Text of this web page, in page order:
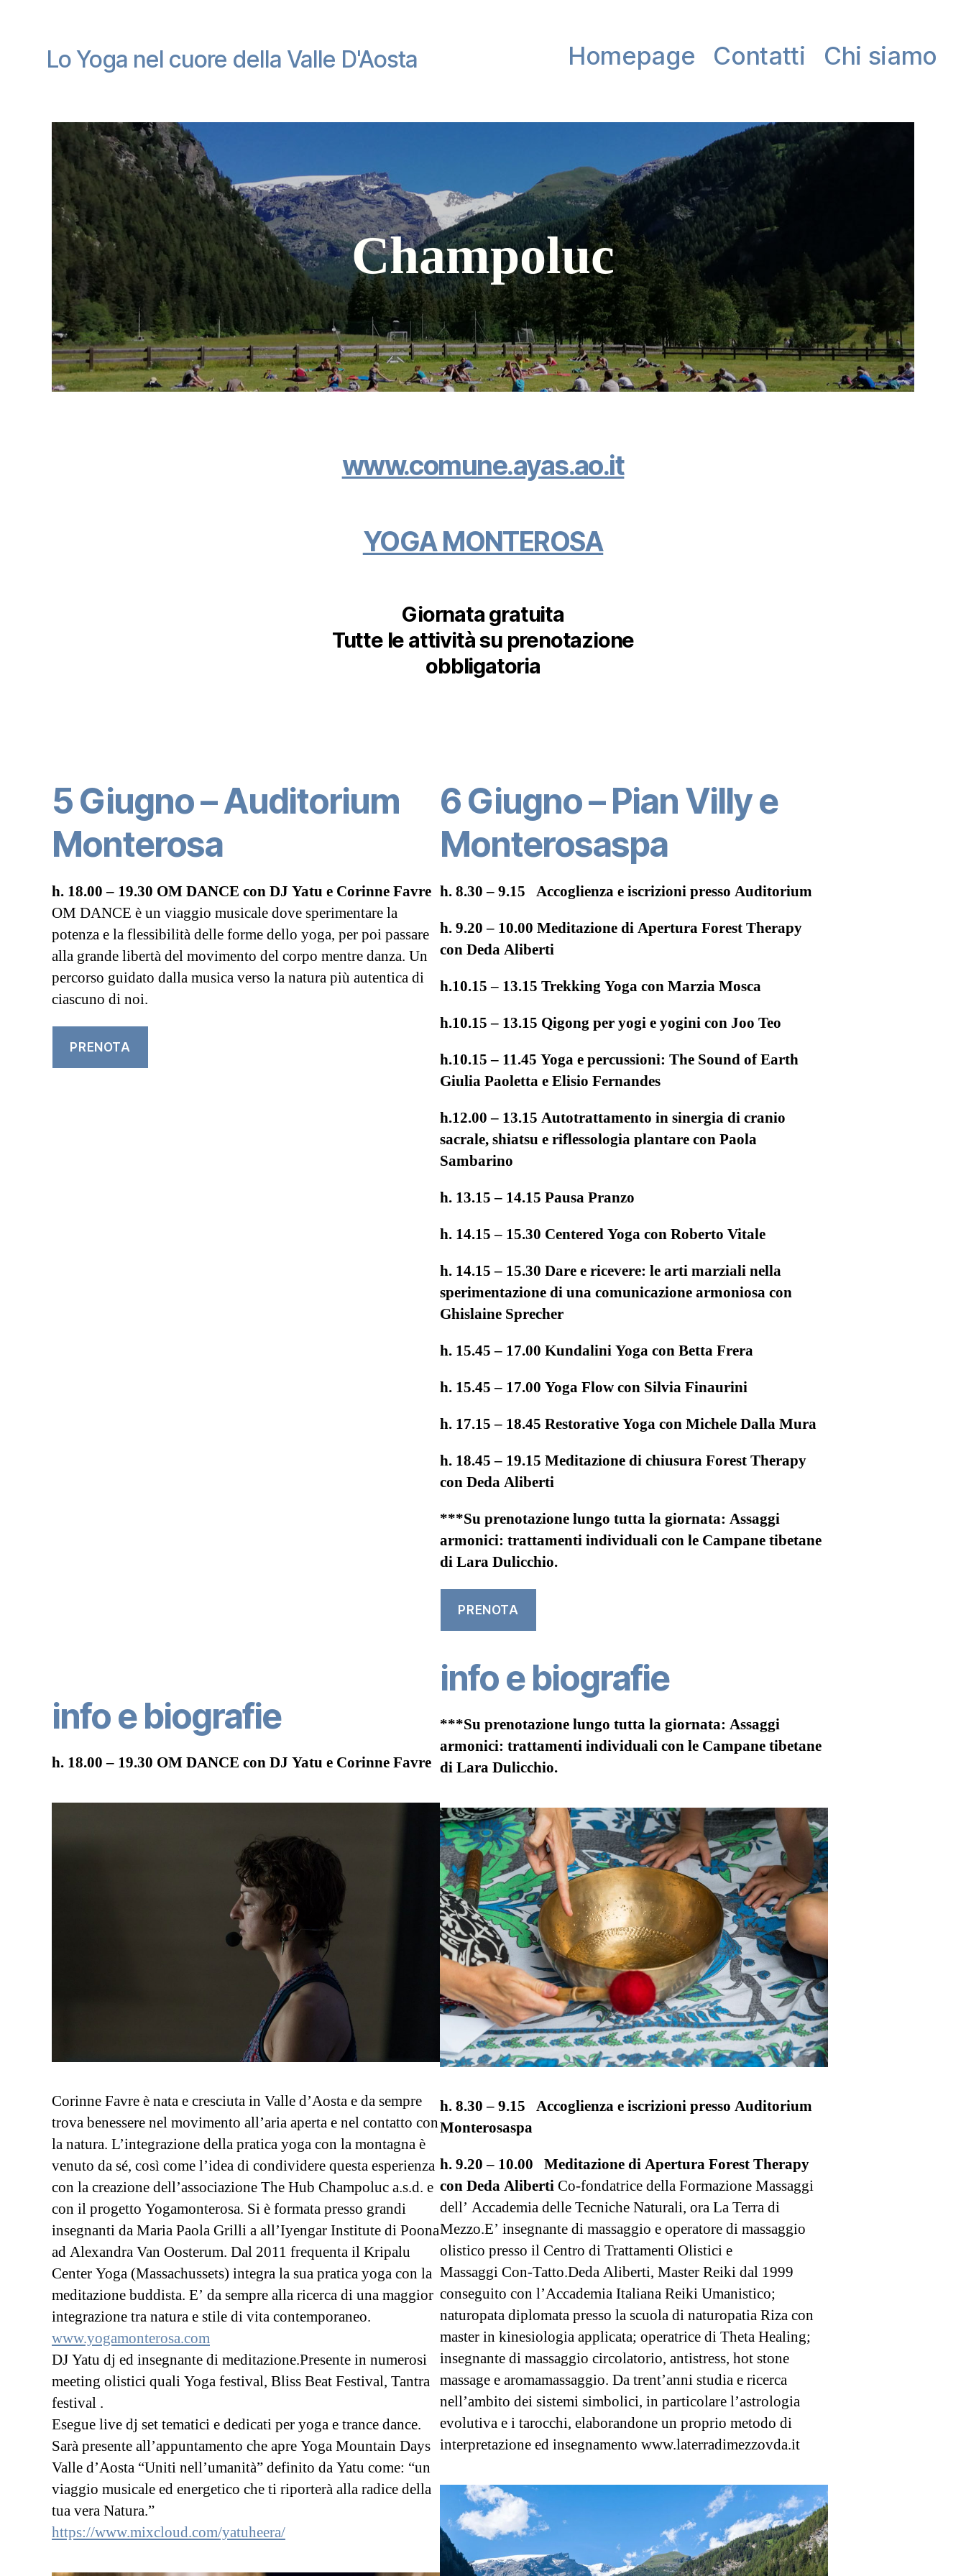
Lo Yoga nel cuore della Valle D'Aosta Homepage Contatti Chi siamo
Champoluc
www.comune.ayas.ao.it
YOGA MONTEROSA
Giornata gratuita
Tutte le attività su prenotazione
obbligatoria
5 Giugno – Auditorium
Monterosa
h. 18.00 – 19.30 OM DANCE con DJ Yatu e Corinne Favre
OM DANCE è un viaggio musicale dove sperimentare la
potenza e la flessibilità delle forme dello yoga, per poi passare
alla grande libertà del movimento del corpo mentre danza. Un
percorso guidato dalla musica verso la natura più autentica di
ciascuno di noi.
PRENOTA
info e biografie
h. 18.00 – 19.30 OM DANCE con DJ Yatu e CorinneFavre
Corinne Favre è nata e cresciuta in Valle d’Aosta e da sempre
trova benessere nel movimento all’aria aperta e nel contatto con
la natura. L’integrazione della pratica yoga con la montagna è
venuto da sé, così come l’idea di condividere questa esperienza
con la creazione dell’associazione The Hub Champoluc a.s.d. e
con il progetto Yogamonterosa. Si è formata presso grandi
insegnanti da Maria Paola Grilli a all’Iyengar Institute di Poona
ad Alexandra Van Oosterum. Dal 2011 frequenta il Kripalu
Center Yoga (Massachussets) integra la sua pratica yoga con la
meditazione buddista. E’ da sempre alla ricerca di una maggior
integrazione tra natura e stile di vita contemporaneo.
www.yogamonterosa.com
DJ Yatu dj ed insegnante di meditazione.Presente in numerosi
meeting olistici quali Yoga festival, Bliss Beat Festival, Tantra
festival .
Esegue live dj set tematici e dedicati per yoga e trance dance.
Sarà presente all’appuntamento che apre Yoga Mountain Days
Valle d’Aosta “Uniti nell’umanità” definito da Yatu come: “un
viaggio musicale ed energetico che ti riporterà alla radice della
tua vera Natura.”
https://www.mixcloud.com/yatuheera/
6 Giugno – Pian Villy e
Monterosaspa
h. 8.30 – 9.15 Accoglienza e iscrizioni presso Auditorium
h. 9.20 – 10.00 Meditazione di Apertura Forest Therapy
con Deda Aliberti
h.10.15 – 13.15 Trekking Yoga con Marzia Mosca
h.10.15 – 13.15 Qigong per yogi e yogini con Joo Teo
h.10.15 – 11.45 Yoga e percussioni: The Sound of Earth
Giulia Paoletta e Elisio Fernandes
h.12.00 – 13.15 Autotrattamento in sinergia di cranio
sacrale, shiatsu e riflessologia plantare con Paola
Sambarino
h. 13.15 – 14.15 Pausa Pranzo
h. 14.15 – 15.30 Centered Yoga con Roberto Vitale
h. 14.15 – 15.30 Dare e ricevere: le arti marziali nella
sperimentazione di una comunicazione armoniosa con
Ghislaine Sprecher
h. 15.45 – 17.00 Kundalini Yoga con Betta Frera
h. 15.45 – 17.00 Yoga Flow con Silvia Finaurini
h. 17.15 – 18.45 Restorative Yoga con Michele Dalla Mura
h. 18.45 – 19.15 Meditazione di chiusura Forest Therapy
con Deda Aliberti
***Su prenotazione lungo tutta la giornata: Assaggi
armonici: trattamenti individuali con le Campane tibetane
di Lara Dulicchio.
PRENOTA
info e biografie
***Su prenotazione lungo tutta la giornata: Assaggi
armonici: trattamenti individuali con le Campane tibetane
di Lara Dulicchio.
h. 8.30 – 9.15 Accoglienza e iscrizioni presso Auditorium
Monterosaspa
h. 9.20 – 10.00 Meditazione di Apertura Forest Therapy
con Deda AlibertiCo-fondatrice della Formazione Massaggi
dell’ Accademia delle Tecniche Naturali, ora La Terra di
Mezzo.E’ insegnante di massaggio e operatore di massaggio
olistico presso il Centro di Trattamenti Olistici e
Massaggi Con-Tatto.Deda Aliberti, Master Reiki dal 1999
conseguito con l’Accademia Italiana Reiki Umanistico;
naturopata diplomata presso la scuola di naturopatia Riza con
master in kinesiologia applicata; operatrice di Theta Healing;
insegnante di massaggio circolatorio, antistress, hot stone
massage e aromamassaggio. Da trent’anni studia e ricerca
nell’ambito dei sistemi simbolici, in particolare l’astrologia
evolutiva e i tarocchi, elaborandone un proprio metodo di
interpretazione ed insegnamento www.laterradimezzovda.it